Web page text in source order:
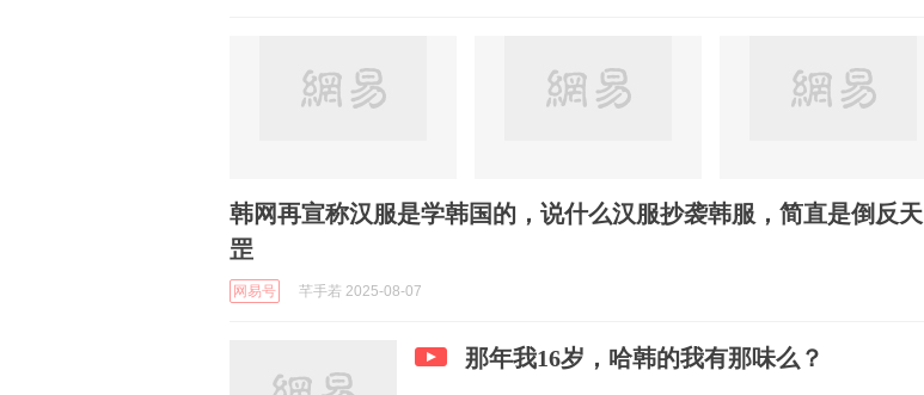
韩网再宣称汉服是学韩国的，说什么汉服抄袭韩服，简直是倒反天
罡
网易号 芊手若 2025-08-07
那年我16岁，哈韩的我有那味么？